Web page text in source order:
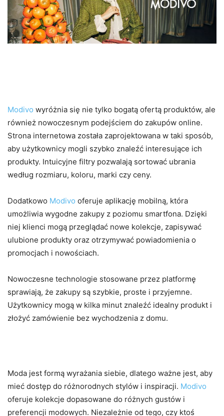
Modivo wyróżnia się nie tylko bogatą ofertą produktów, ale
również nowoczesnym podejściem do zakupów online.
Strona internetowa została zaprojektowana w taki sposób,
aby użytkownicy mogli szybko znaleźć interesujące ich
produkty. Intuicyjne filtry pozwalają sortować ubrania
według rozmiaru, koloru, marki czy ceny.
Dodatkowo Modivo oferuje aplikację mobilną, która
umożliwia wygodne zakupy z poziomu smartfona. Dzięki
niej klienci mogą przeglądać nowe kolekcje, zapisywać
ulubione produkty oraz otrzymywać powiadomienia o
promocjach i nowościach.
Nowoczesne technologie stosowane przez platformę
sprawiają, że zakupy są szybkie, proste i przyjemne.
Użytkownicy mogą w kilka minut znaleźć idealny produkt i
złożyć zamówienie bez wychodzenia z domu.
Moda jest formą wyrażania siebie, dlatego ważne jest, aby
mieć dostęp do różnorodnych stylów i inspiracji. Modivo
oferuje kolekcje dopasowane do różnych gustów i
preferencji modowych. Niezależnie od tego, czy ktoś